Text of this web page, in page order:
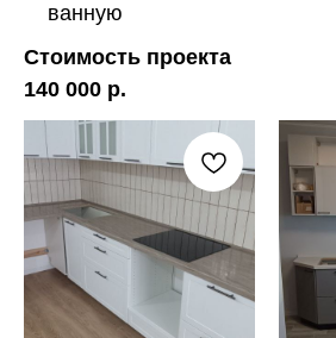
ванную
Стоимость проекта
140 000 р.